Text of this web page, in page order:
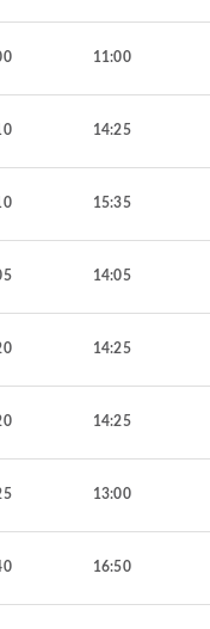
11:00
14:25
15:35
14:05
14:25
14:25
13:00
16:50